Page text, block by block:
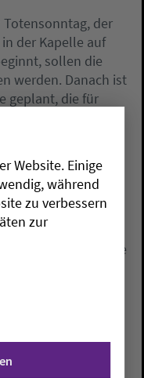
der
der Kapelle auf
sollen die
werden. Danach ist
geplant, die für
Waller Friedhof
es auf dem
die
über ein
zufolge gibt
Menschen. Die
Dach über
auf der
nicht. Ihre
Website. Einige
während
zu verbessern
zur